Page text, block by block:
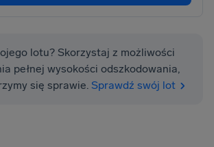
lotu? Skorzystaj z możliwości
pełnej wysokości odszkodowania,
się sprawie. Sprawdź swój lot